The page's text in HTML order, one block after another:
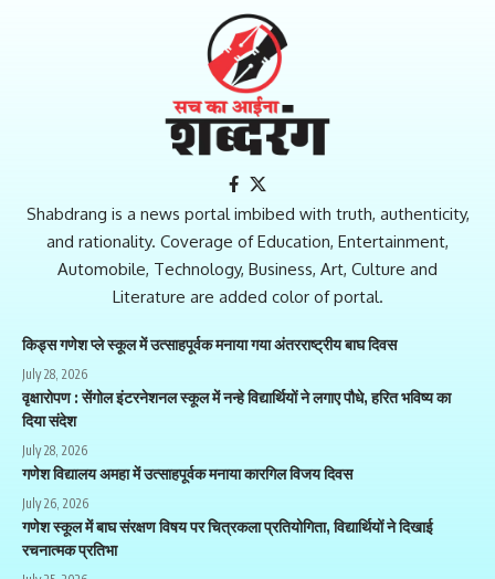
Shabdrang is a news portal imbibed with truth, authenticity,
and rationality. Coverage of Education, Entertainment,
Automobile, Technology, Business, Art, Culture and
Literature are added color of portal.
किड्स गणेश प्ले स्कूल में उत्साहपूर्वक मनाया गया अंतरराष्ट्रीय बाघ दिवस
July 28, 2026
वृक्षारोपण : सेंगोल इंटरनेशनल स्कूल में नन्हे विद्यार्थियों ने लगाए पौधे, हरित भविष्य का
दिया संदेश
July 28, 2026
गणेश विद्यालय अमहा में उत्साहपूर्वक मनाया कारगिल विजय दिवस
July 26, 2026
गणेश स्कूल में बाघ संरक्षण विषय पर चित्रकला प्रतियोगिता, विद्यार्थियों ने दिखाई
रचनात्मक प्रतिभा